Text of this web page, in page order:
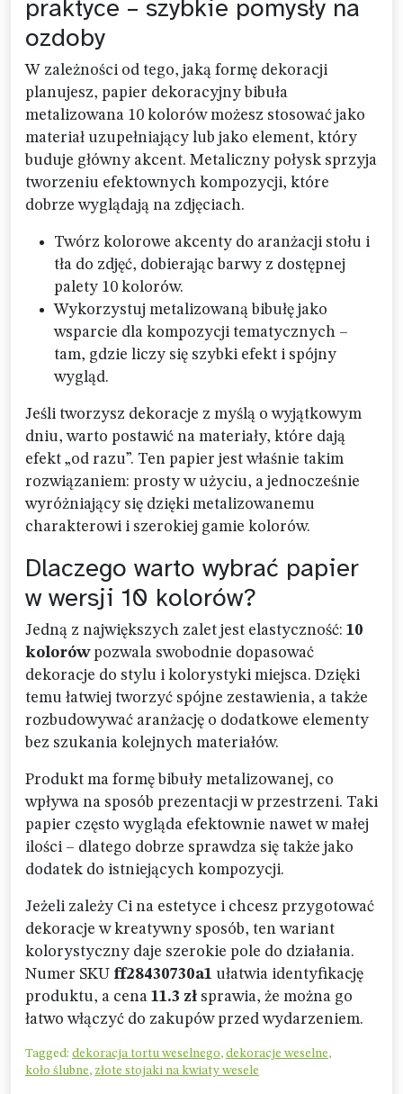
praktyce – szybkie pomysły na
ozdoby
W zależności od tego, jaką formę dekoracji
planujesz, papier dekoracyjny bibuła
metalizowana 10 kolorów możesz stosować jako
materiał uzupełniający lub jako element, który
buduje główny akcent. Metaliczny połysk sprzyja
tworzeniu efektownych kompozycji, które
dobrze wyglądają na zdjęciach.
Twórz kolorowe akcenty do aranżacji stołu i
tła do zdjęć, dobierając barwy z dostępnej
palety 10 kolorów.
Wykorzystuj metalizowaną bibułę jako
wsparcie dla kompozycji tematycznych –
tam, gdzie liczy się szybki efekt i spójny
wygląd.
Jeśli tworzysz dekoracje z myślą o wyjątkowym
dniu, warto postawić na materiały, które dają
efekt „od razu”. Ten papier jest właśnie takim
rozwiązaniem: prosty w użyciu, a jednocześnie
wyróżniający się dzięki metalizowanemu
charakterowi i szerokiej gamie kolorów.
Dlaczego warto wybrać papier
w wersji 10 kolorów?
Jedną z największych zalet jest elastyczność: 10
kolorówpozwala swobodnie dopasować
dekoracje do stylu i kolorystyki miejsca. Dzięki
temu łatwiej tworzyć spójne zestawienia, a także
rozbudowywać aranżację o dodatkowe elementy
bez szukania kolejnych materiałów.
Produkt ma formę bibuły metalizowanej, co
wpływa na sposób prezentacji w przestrzeni. Taki
papier często wygląda efektownie nawet w małej
ilości – dlatego dobrze sprawdza się także jako
dodatek do istniejących kompozycji.
Jeżeli zależy Ci na estetyce i chcesz przygotować
dekoracje w kreatywny sposób, ten wariant
kolorystyczny daje szerokie pole do działania.
Numer SKU ff28430730a1 ułatwia identyfikację
produktu, a cena 11.3 zł sprawia, że można go
łatwo włączyć do zakupów przed wydarzeniem.
Tagged: dekoracja tortu weselnego, dekoracje weselne,
koło ślubne, złote stojaki na kwiaty wesele